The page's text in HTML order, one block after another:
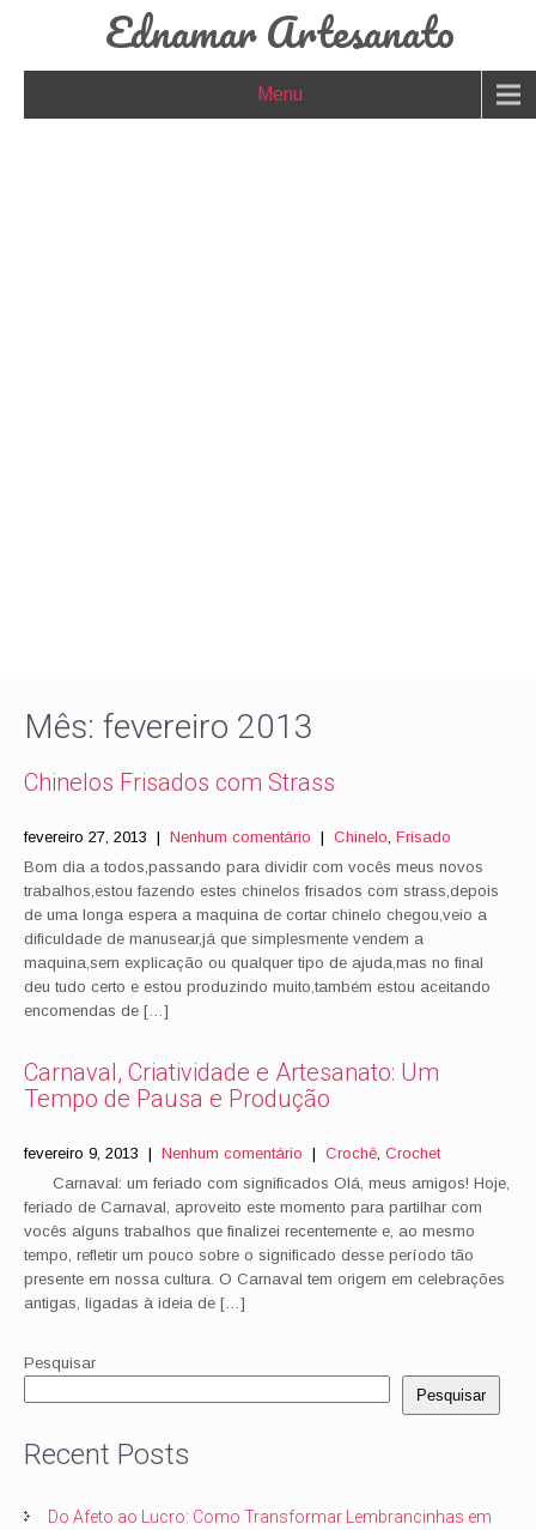
Ednamar Artesanato
Menu
Mês: fevereiro 2013
Chinelos Frisados com Strass
fevereiro 27, 2013 | Nenhum comentário | Chinelo, Frisado
Bom dia a todos,passando para dividir com vocês meus novos
trabalhos,estou fazendo estes chinelos frisados com strass,depois
de uma longa espera a maquina de cortar chinelo chegou,veio a
dificuldade de manusear,já que simplesmente vendem a
maquina,sem explicação ou qualquer tipo de ajuda,mas no final
deu tudo certo e estou produzindo muito,também estou aceitando
encomendas de […]
Carnaval, Criatividade e Artesanato: Um
Tempo de Pausa e Produção
fevereiro 9, 2013 | Nenhum comentário | Crochê, Crochet
Carnaval: um feriado com significados Olá, meus amigos! Hoje,
feriado de Carnaval, aproveito este momento para partilhar com
vocês alguns trabalhos que finalizei recentemente e, ao mesmo
tempo, refletir um pouco sobre o significado desse período tão
presente em nossa cultura. O Carnaval tem origem em celebrações
antigas, ligadas à ideia de […]
Pesquisar
Pesquisar
Recent Posts
Do Afeto ao Lucro: Como Transformar Lembrancinhas em